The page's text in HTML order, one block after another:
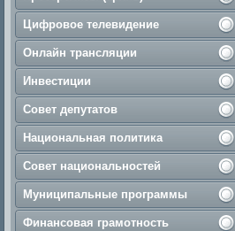
Цифровое телевидение
Онлайн трансляции
Инвестиции
Совет депутатов
Национальная политика
Совет национальностей
Муниципальные программы
Финансовая грамотность